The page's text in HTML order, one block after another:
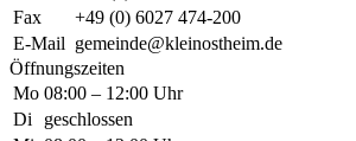
Fax
+49 (0) 6027 474-200
E-Mail gemeinde@kleinostheim.de
Öffnungszeiten
Mo 08:00 – 12:00 Uhr
Di
geschlossen